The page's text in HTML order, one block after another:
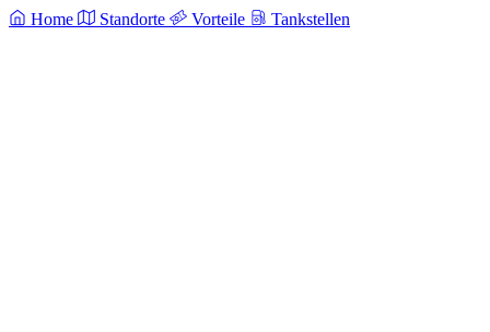
Home Standorte Vorteile Tankstellen